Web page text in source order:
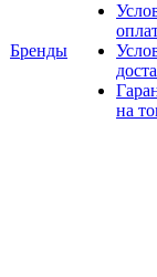
Бренды
на